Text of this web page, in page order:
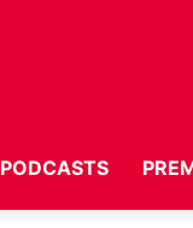
PODCASTS